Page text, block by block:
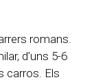
romans.
d’uns 5-6
carros. Els